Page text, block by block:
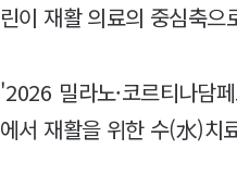
린이 재활 의료의 중심축으
'2026 밀라노·코르티나담
에서 재활을 위한 수(水)치